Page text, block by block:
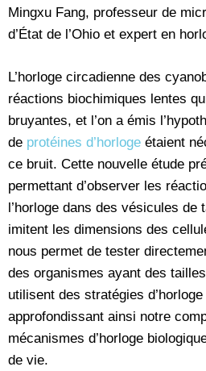
Mingxu Fang, professeur de
d’État de l’Ohio et expert en
L’horloge circadienne des
réactions biochimiques lentes
bruyantes, et l’on a émis
de protéines d’horloge étaient
ce bruit. Cette nouvelle étude
permettant d’observer les
l’horloge dans des vésicules de
imitent les dimensions des
nous permet de tester
des organismes ayant des
utilisent des stratégies
approfondissant ainsi notre
mécanismes d’horloge
de vie.